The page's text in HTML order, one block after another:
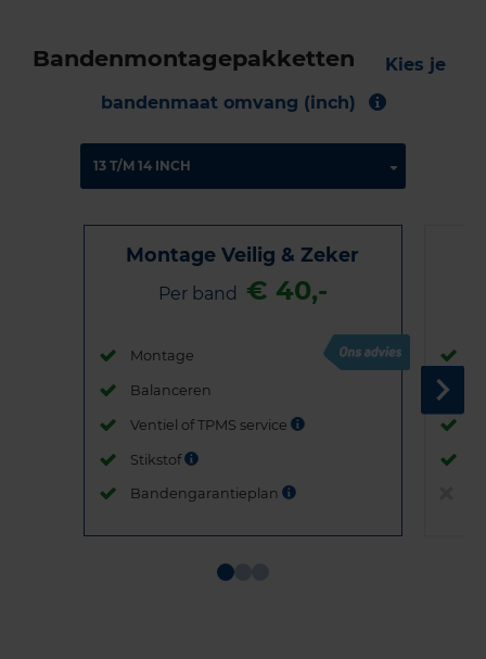
Bandenmontagepakketten
Kies je
bandenmaat omvang (inch)
Montage Veilig & Zeker
Per band € 40,-
Montage
Balanceren
Ventiel of TPMS service
Stikstof
Bandengarantieplan